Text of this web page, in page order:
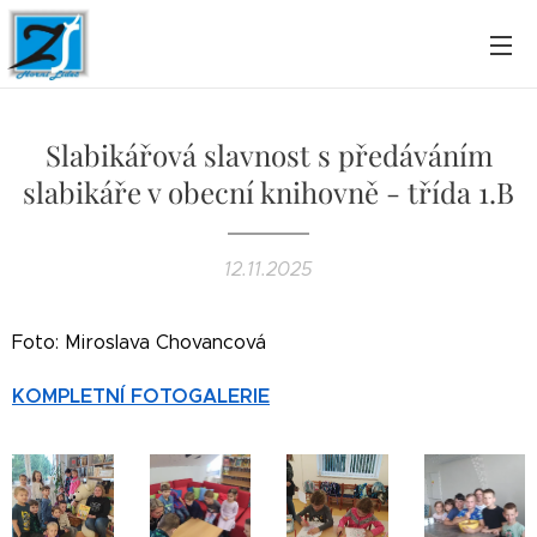
Slabikářová slavnost s předáváním
slabikáře v obecní knihovně - třída 1.B
12.11.2025
Foto: Miroslava Chovancová
KOMPLETNÍ FOTOGALERIE